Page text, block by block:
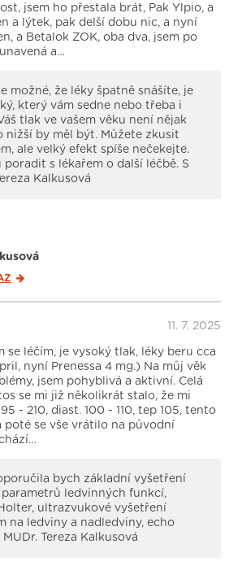
jsem ho přestala brát, Pak Ylpio, a
a lýtek, pak delší dobu nic, a nyní
a Betalok ZOK, oba dva, jsem po
a…
možné, že léky špatně snášíte, je
který vám sedne nebo třeba i
tlak ve vašem věku není nějak
nižší by měl být. Můžete zkusit
ale velký efekt spíše nečekejte.
poradit s lékařem o další léčbě. S
Kalkusová
11. 7. 2025
se léčím, je vysoký tlak, léky beru cca
nyní Prenessa 4 mg.) Na můj věk
jsem pohyblivá a aktivní. Celá
se mi již několikrát stalo, že mi
- 210, diast. 100 - 110, tep 105, tento
se vše vrátilo na původní
bych základní vyšetření
ledvinných funkcí,
ultrazvukové vyšetření
na ledviny a nadledviny, echo
Tereza Kalkusová